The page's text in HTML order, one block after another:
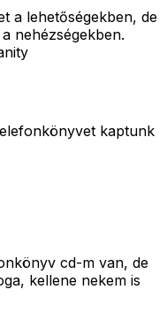
a lehetőségekben, de
nehézségekben.
kaptunk
cd-m van, de
kellene nekem is